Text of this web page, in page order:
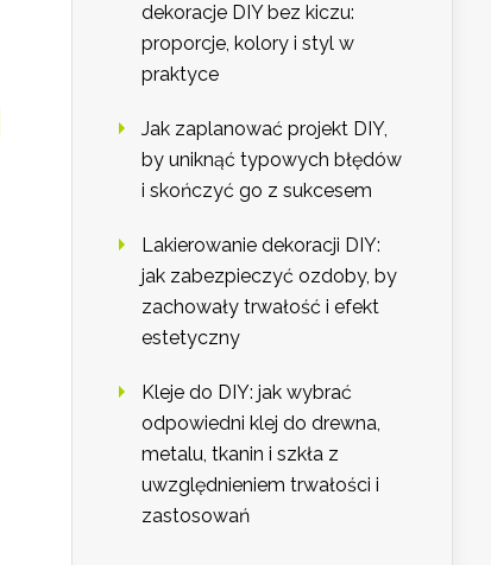
dekoracje DIY bez kiczu:
proporcje, kolory i styl w
praktyce
Jak zaplanować projekt DIY,
by uniknąć typowych błędów
i skończyć go z sukcesem
Lakierowanie dekoracji DIY:
jak zabezpieczyć ozdoby, by
zachowały trwałość i efekt
estetyczny
Kleje do DIY: jak wybrać
odpowiedni klej do drewna,
metalu, tkanin i szkła z
uwzględnieniem trwałości i
zastosowań